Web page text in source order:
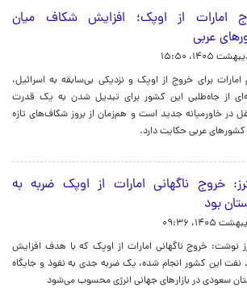
امارات از اوپک؛ افزایش شکاف میان
عربی
امارات برای خروج از اوپک و نزدیکی بی‌سابقه به اسرائیل،
از جاه‌طلبی این کشور برای تبدیل شدن به یک قدرت
در خاورمیانه جدید است و هم‌زمان از بروز شکاف‌های تازه‌
کشورهای عربی حکایت دارد.
خروج ناگهانی امارات از اوپک ضربه به
بود
نوشت: خروج ناگهانی امارات از اوپک که با هدف افزایش
نفت این کشور انجام شده، یک ضربه جدی به نفوذ و جایگاه
سعودی در بازارهای جهانی انرژی محسوب می‌شود